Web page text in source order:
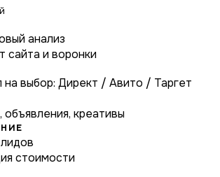
анализ
сайта и воронки
на выбор: Директ / Авито / Таргет
объявления, креативы
стоимости